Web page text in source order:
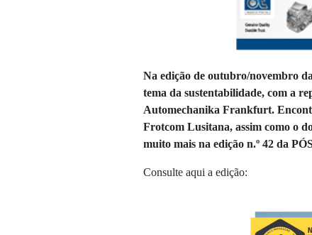
Na edição de outubro/novembro
tema da sustentabilidade, com a
Automechanika Frankfurt.
Frotcom Lusitana, assim como o
muito mais na edição n.º 42 da P
Consulte aqui a edição: